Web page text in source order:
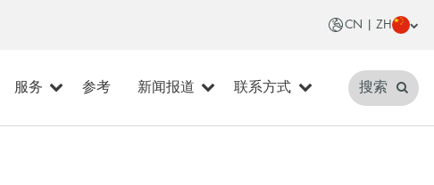
CN | ZH
服务 参考 新闻报道 联系方式 搜索